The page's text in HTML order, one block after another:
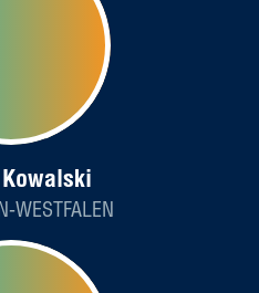
WESTFALEN